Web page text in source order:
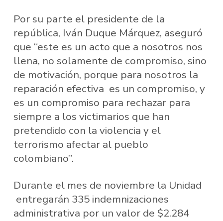
Por su parte el presidente de la
república, Iván Duque Márquez, aseguró
que “este es un acto que a nosotros nos
llena, no solamente de compromiso, sino
de motivación, porque para nosotros la
reparación efectiva es un compromiso, y
es un compromiso para rechazar para
siempre a los victimarios que han
pretendido con la violencia y el
terrorismo afectar al pueblo
colombiano”.
Durante el mes de noviembre la Unidad
entregarán 335 indemnizaciones
administrativa por un valor de $2.284